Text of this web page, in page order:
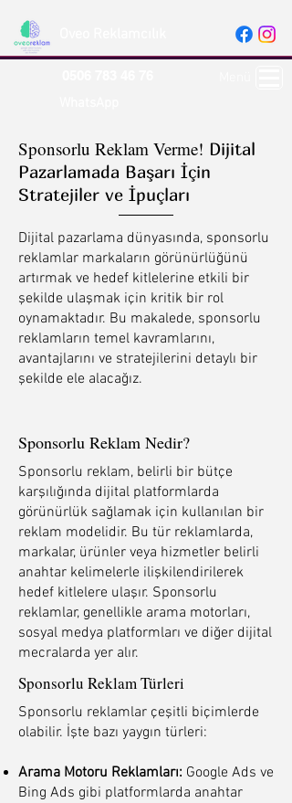
Sponsorlu Reklam Verme! Dijital
Pazarlamada Başarı İçin
Stratejiler ve İpuçları
Dijital pazarlama dünyasında, sponsorlu
reklamlar markaların görünürlüğünü
artırmak ve hedef kitlelerine etkili bir
şekilde ulaşmak için kritik bir rol
oynamaktadır. Bu makalede, sponsorlu
reklamların temel kavramlarını,
avantajlarını ve stratejilerini detaylı bir
şekilde ele alacağız.
Sponsorlu Reklam Nedir?
Sponsorlu reklam, belirli bir bütçe
karşılığında dijital platformlarda
görünürlük sağlamak için kullanılan bir
reklam modelidir. Bu tür reklamlarda,
markalar, ürünler veya hizmetler belirli
anahtar kelimelerle ilişkilendirilerek
hedef kitlelere ulaşır. Sponsorlu
reklamlar, genellikle arama motorları,
sosyal medya platformları ve diğer dijital
mecralarda yer alır.
Sponsorlu Reklam Türleri
Sponsorlu reklamlar çeşitli biçimlerde
olabilir. İşte bazı yaygın türleri:
Arama Motoru Reklamları: Google Ads ve
Bing Ads gibi platformlarda anahtar